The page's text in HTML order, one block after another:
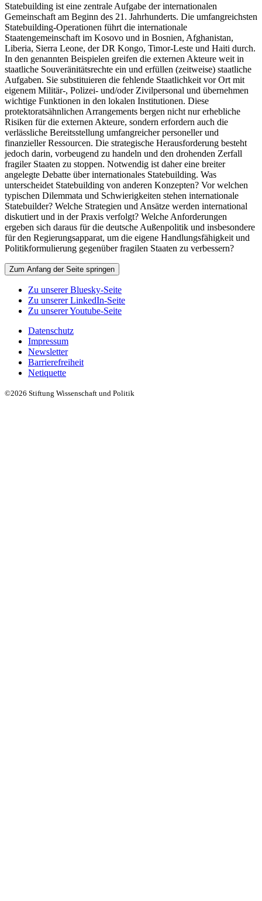
Statebuilding ist eine zentrale Aufgabe der internationalen
Gemeinschaft am Beginn des 21. Jahrhunderts. Die umfangreichsten
Statebuilding-Operationen führt die internationale
Staatengemeinschaft im Kosovo und in Bosnien, Afghanistan,
Liberia, Sierra Leone, der DR Kongo, Timor-Leste und Haiti durch.
In den genannten Beispielen greifen die externen Akteure weit in
staatliche Souveränitätsrechte ein und erfüllen (zeitweise) staatliche
Aufgaben. Sie substituieren die fehlende Staatlichkeit vor Ort mit
eigenem Militär-, Polizei- und/oder Zivilpersonal und übernehmen
wichtige Funktionen in den lokalen Institutionen. Diese
protektoratsähnlichen Arrangements bergen nicht nur erhebliche
Risiken für die externen Akteure, sondern erfordern auch die
verlässliche Bereitsstellung umfangreicher personeller und
finanzieller Ressourcen. Die strategische Herausforderung besteht
jedoch darin, vorbeugend zu handeln und den drohenden Zerfall
fragiler Staaten zu stoppen. Notwendig ist daher eine breiter
angelegte Debatte über internationales Statebuilding. Was
unterscheidet Statebuilding von anderen Konzepten? Vor welchen
typischen Dilemmata und Schwierigkeiten stehen internationale
Statebuilder? Welche Strategien und Ansätze werden international
diskutiert und in der Praxis verfolgt? Welche Anforderungen
ergeben sich daraus für die deutsche Außenpolitik und insbesondere
für den Regierungsapparat, um die eigene Handlungsfähigkeit und
Politikformulierung gegenüber fragilen Staaten zu verbessern?
Zum Anfang der Seite springen
Zu unserer Bluesky-Seite
Zu unserer LinkedIn-Seite
Zu unserer Youtube-Seite
Datenschutz
Impressum
Newsletter
Barrierefreiheit
Netiquette
©2026 Stiftung Wissenschaft und Politik